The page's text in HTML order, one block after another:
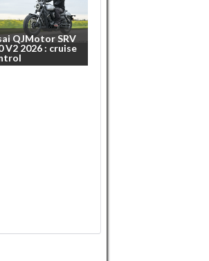
QJMotorSRV
V2 2026 : cruise